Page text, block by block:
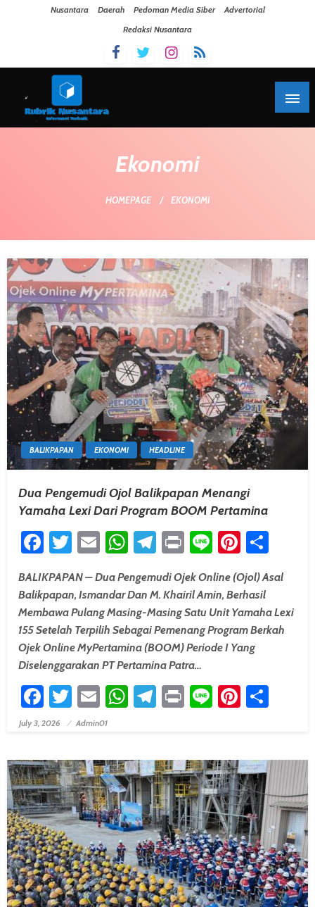
Nusantara Daerah Pedoman Media Siber
Advertorial
Redaksi Nusantara
Ekonomi
HOMEPAGE EKONOMI
BALIKPAPAN EKONOMI HEADLINE
Dua Pengemudi Ojol Balikpapan Menangi
Yamaha Lexi Dari Program BOOM Pertamina
Facebook
Twitter
EmailWhatsApp
Telegram
PrintLine
BALIKPAPAN – Dua Pengemudi Ojek Online (ojol) Asal
Balikpapan, Ismandar Dan M. Khairil Amin, Berhasil
Membawa Pulang Masing-Masing Satu Unit Yamaha Lexi
155 Setelah Terpilih Sebagai Pemenang Program Berkah
Ojek Online MyPertamina (BOOM) Periode I Yang
Diselenggarakan PT Pertamina Patra…
Facebook
Twitter
EmailWhatsApp
Telegram
PrintLine
Posted On
July 3, 2026 Admin01